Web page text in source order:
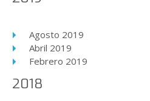
Agosto 2019
Abril 2019
Febrero 2019
2018